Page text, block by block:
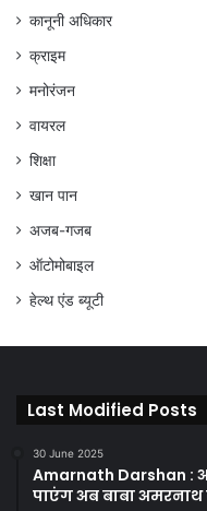
कानूनी अधिकार
क्राइम
मनोरंजन
वायरल
शिक्षा
खान पान
अजब-गजब
ऑटोमोबाइल
हेल्थ एंड ब्यूटी
Last Modified Posts
30 June 2025
Amarnath Darshan :
पाएंग अब बाबा अमरनाथ